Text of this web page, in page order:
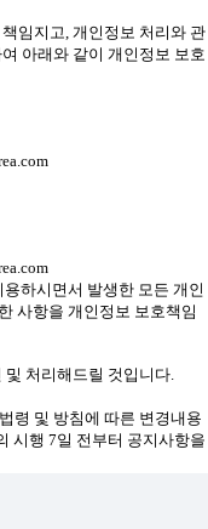
임지고, 개인정보 처리와 관
아래와 같이 개인정보 보호
하시면서 발생한 모든 개인
사항을 개인정보 보호책임
처리해드릴 것입니다.
령 및 방침에 따른 변경내용
시행 7일 전부터 공지사항을